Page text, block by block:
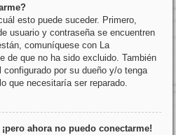
esto puede suceder. Primero,
usuario y contraseña se encuentren
comuníquese con La
de que no ha sido excluido. También
por su dueño y/o tenga
que necesitaría ser reparado.
ahora no puedo conectarme!